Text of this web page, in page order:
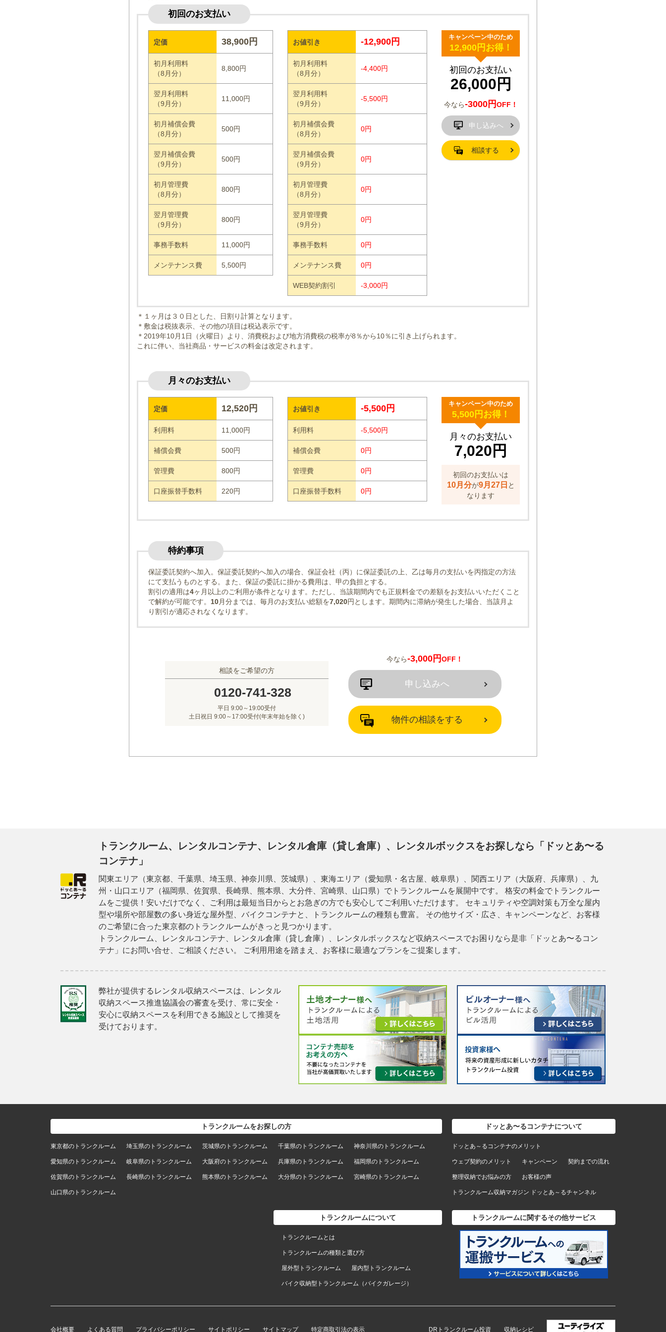
初回のお支払い
定価 38,900円
初月利用料
（8月分）
8,800円
翌月利用料
（9月分）
11,000円
初月補償会費
（8月分）
500円
翌月補償会費
（9月分）
500円
初月管理費
（8月分）
800円
翌月管理費
（9月分）
800円
事務手数料 11,000円
メンテナンス費 5,500円
お値引き -12,900円
初月利用料
（8月分）
-4,400円
翌月利用料
（9月分）
-5,500円
初月補償会費
（8月分）
0円
翌月補償会費
（9月分）
0円
初月管理費
（8月分）
0円
翌月管理費
（9月分）
0円
事務手数料 0円
メンテナンス費 0円
WEB契約割引 -3,000円
キャンペーン中のため
12,900円お得！
初回のお支払い
26,000円
今なら-3000円OFF！
申し込みへ
相談する
＊１ヶ月は３０日とした、日割り計算となります。
＊敷金は税抜表示、その他の項目は税込表示です。
＊2019年10月1日（火曜日）より、消費税および地方消費税の税率が8％から10％に引き上げられます。
これに伴い、当社商品・サービスの料金は改定されます。
月々のお支払い
定価 12,520円
利用料 11,000円
補償会費 500円
管理費 800円
口座振替手数料 220円
お値引き -5,500円
利用料 -5,500円
補償会費 0円
管理費 0円
口座振替手数料 0円
キャンペーン中のため
5,500円お得！
月々のお支払い
7,020円
初回のお支払いは
10月分が9月27日 と
なります
特約事項
保証委託契約へ加入。保証委託契約へ加入の場合、保証会社（丙）に保証委託の上、乙は毎月の支払いを丙指定の方法
にて支払うものとする。また、保証の委託に掛かる費用は、甲の負担とする。
割引の適用は4ヶ月以上のご利用が条件となります。ただし、当該期間内でも正規料金での差額をお支払いいただくこと
で解約が可能です。 10月分までは、毎月のお支払い総額を7,020円とします。期間内に滞納が発生した場合、当該月よ
り割引が適応されなくなります。
相談をご希望の方
0120-741-328
平日 9:00～19:00受付
土日祝日 9:00～17:00受付(年末年始を除く)
今なら-3,000円OFF！
申し込みへ
物件の相談をする
トランクルーム、レンタルコンテナ、レンタル倉庫（貸し倉庫）、レンタルボックスをお探しなら「ドッとあ〜る
コンテナ」
関東エリア（東京都、千葉県、埼玉県、神奈川県、茨城県）、東海エリア（愛知県・名古屋、岐阜県）、関西エリア（大阪府、兵庫県）、九
州・山口エリア（福岡県、佐賀県、長崎県、熊本県、大分件、宮崎県、山口県）でトランクルームを展開中です。 格安の料金でトランクルー
ムをご提供！安いだけでなく、ご利用は最短当日からとお急ぎの方でも安心してご利用いただけます。 セキュリティや空調対策も万全な屋内
型や場所や部屋数の多い身近な屋外型、バイクコンテナと、トランクルームの種類も豊富。 その他サイズ・広さ、キャンペーンなど、お客様
のご希望に合った東京都のトランクルームがきっと見つかります。
トランクルーム、レンタルコンテナ、レンタル倉庫（貸し倉庫）、レンタルボックスなど収納スペースでお困りなら是非「ドッとあ〜るコン
テナ」にお問い合せ、ご相談ください。 ご利用用途を踏まえ、お客様に最適なプランをご提案します。
弊社が提供するレンタル収納スペースは、レンタル
収納スペース推進協議会の審査を受け、常に安全・
安心に収納スペースを利用できる施設として推奨を
受けております。
トランクルームをお探しの方
東京都のトランクルーム 埼玉県のトランクルーム 茨城県のトランクルーム 千葉県のトランクルーム 神奈川県のトランクルーム
愛知県のトランクルーム 岐阜県のトランクルーム 大阪府のトランクルーム 兵庫県のトランクルーム 福岡県のトランクルーム
佐賀県のトランクルーム 長崎県のトランクルーム 熊本県のトランクルーム 大分県のトランクルーム 宮崎県のトランクルーム
山口県のトランクルーム
トランクルームについて
トランクルームとは
トランクルームの種類と選び方
屋外型トランクルーム 屋内型トランクルーム
バイク収納型トランクルーム（バイクガレージ）
ドッとあ〜るコンテナについて
ドッとあ～るコンテナのメリット
ウェブ契約のメリット キャンペーン 契約までの流れ
整理収納でお悩みの方 お客様の声
トランクルーム収納マガジン ドッとあ～るチャンネル
トランクルームに関するその他サービス
会社概要 よくある質問 プライバシーポリシー サイトポリシー サイトマップ 特定商取引法の表示 DRトランクルーム投資 収納レシピ